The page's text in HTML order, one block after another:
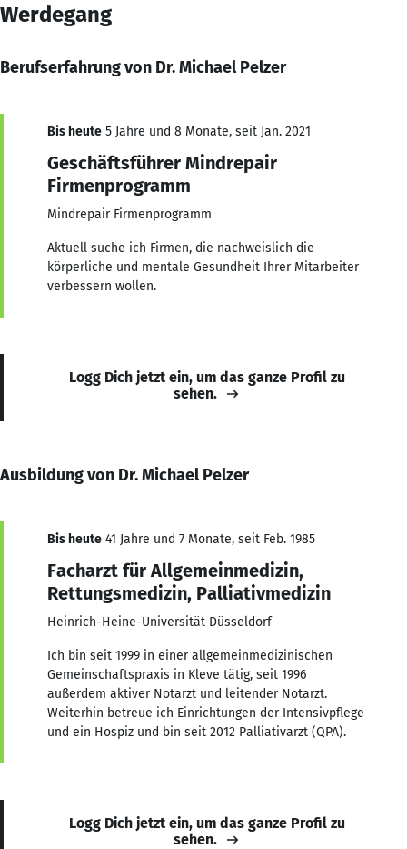
Werdegang
Berufserfahrung von Dr. Michael Pelzer
Bis heute 5 Jahre und 8 Monate, seit Jan. 2021
Geschäftsführer Mindrepair
Firmenprogramm
Mindrepair Firmenprogramm
Aktuell suche ich Firmen, die nachweislich die
körperliche und mentale Gesundheit Ihrer Mitarbeiter
verbessern wollen.
Logg Dich jetzt ein, um das ganze Profil zu
sehen.
Ausbildung von Dr. Michael Pelzer
Bis heute 41 Jahre und 7 Monate, seit Feb. 1985
Facharzt für Allgemeinmedizin,
Rettungsmedizin, Palliativmedizin
Heinrich-Heine-Universität Düsseldorf
Ich bin seit 1999 in einer allgemeinmedizinischen
Gemeinschaftspraxis in Kleve tätig, seit 1996
außerdem aktiver Notarzt und leitender Notarzt.
Weiterhin betreue ich Einrichtungen der Intensivpflege
und ein Hospiz und bin seit 2012 Palliativarzt (QPA).
Logg Dich jetzt ein, um das ganze Profil zu
sehen.